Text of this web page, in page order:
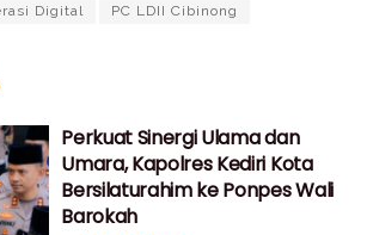
Digital PC LDII Cibinong
Perkuat Sinergi Ulama dan
Umara, Kapolres Kediri Kota
Bersilaturahim ke Ponpes Wali
Barokah